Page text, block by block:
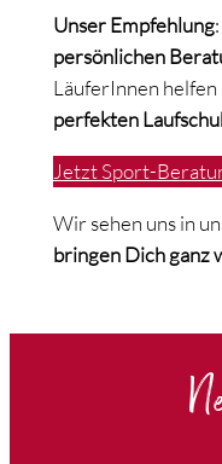
Unser Empfehlung
persönlichen
LäuferInnen
perfekten
Jetzt Sport-
Wir sehen uns in
bringen Dich ganz